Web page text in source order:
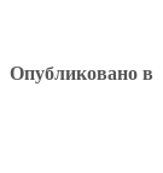
Опубликовано в